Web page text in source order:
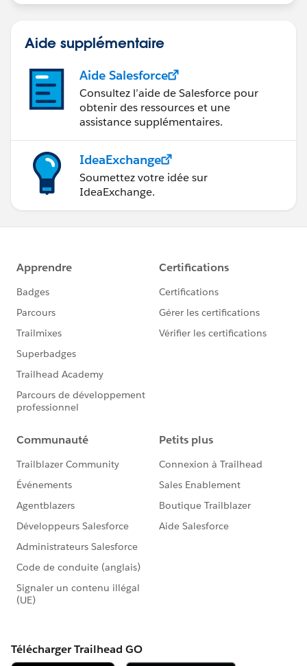
Aide supplémentaire
Aide Salesforce
Consultez l’aide de Salesforce pour
obtenir des ressources et une
assistance supplémentaires.
IdeaExchange
Soumettez votre idée sur
IdeaExchange.